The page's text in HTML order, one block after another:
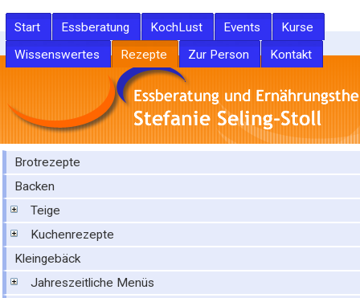
Start Essberatung KochLust Events
Kurse
Wissenswertes
Rezepte Zur Person Kontakt
Brotrezepte
Backen
Teige
Kuchenrezepte
Kleingebäck
Jahreszeitliche Menüs